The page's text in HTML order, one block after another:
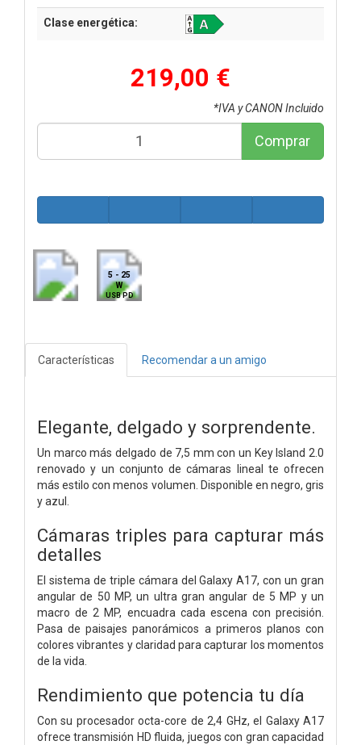
Clase energética:
219,00 €
*IVA y CANON Incluido
Comprar
5 - 25
W
USB PD
Características Recomendar a un amigo
Elegante, delgado y sorprendente.
Un marco más delgado de 7,5 mm con un Key Island 2.0
renovado y un conjunto de cámaras lineal te ofrecen
más estilo con menos volumen. Disponible en negro, gris
y azul.
Cámaras triples para capturar más
detalles
El sistema de triple cámara del Galaxy A17, con un gran
angular de 50 MP, un ultra gran angular de 5 MP y un
macro de 2 MP, encuadra cada escena con precisión.
Pasa de paisajes panorámicos a primeros planos con
colores vibrantes y claridad para capturar los momentos
de la vida.
Rendimiento que potencia tu día
Con su procesador octa-core de 2,4 GHz, el Galaxy A17
ofrece transmisión HD fluida, juegos con gran capacidad